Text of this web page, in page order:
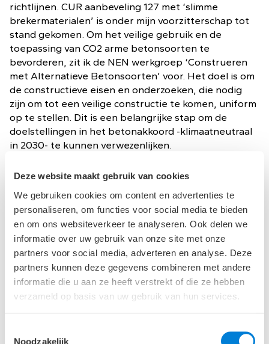
Deze website maakt gebruik van cookies
We gebruiken cookies om content en advertenties te
personaliseren, om functies voor social media te bieden
en om ons websiteverkeer te analyseren. Ook delen we
informatie over uw gebruik van onze site met onze
partners voor social media, adverteren en analyse. Deze
partners kunnen deze gegevens combineren met andere
informatie die u aan ze heeft verstrekt of die ze hebben
verzameld op basis van uw gebruik van hun services.
Noodzakelijk
richtlijnen. CUR aanbeveling 127 met ‘slimme
brekermaterialen’ is onder mijn voorzitterschap tot
stand gekomen. Om het veilige gebruik en de
toepassing van CO2 arme betonsoorten te
bevorderen, zit ik de NEN werkgroep ‘Construeren
met Alternatieve Betonsoorten’ voor. Het doel is om
de constructieve eisen en onderzoeken, die nodig
zijn om tot een veilige constructie te komen, uniform
op te stellen. Dit is een belangrijke stap om de
doelstellingen in het betonakkoord -klimaatneutraal
in 2030- te kunnen verwezenlijken.
Mijn toekomstdroom
Beton is een enorm veelzijdig materiaal en biedt veel
mogelijkheden. Dit zorgt er echter ook voor dat het
materiaal niet altijd op de meest ideale wijze wordt
ingezet. Mijn droom is dat de kennis en ervaring
zodanig zijn toegenomen dat beton op de meest
efficiënte wijze wordt toegepast. Rekening houdend
met uitvoering, duurzaamheid, circulariteit en